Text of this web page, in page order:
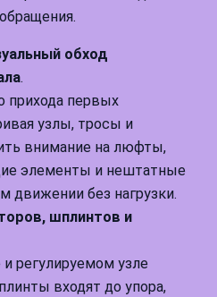
обход
.
прихода первых
узлы, тросы и
внимание на люфты,
элементы и нештатные
движении без нагрузки.
шплинтов и
регулируемом узле
входят до упора,